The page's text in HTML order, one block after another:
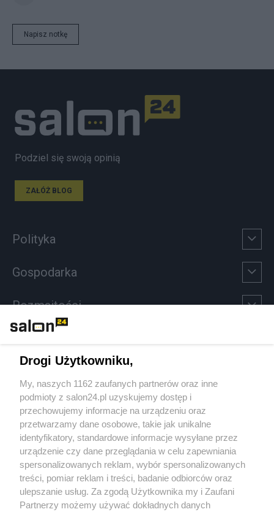
Napisz notkę
Podziel się swoją opinią
ZAŁÓŻ BLOG
Polityka
Gospodarka
Rozmaitości
Sport
Społeczeństwo
Kultura
X Facebook Instagram Youtube
Drogi Użytkowniku,
My, naszych 1162 zaufanych partnerów oraz inne
podmioty z salon24.pl uzyskujemy dostęp i
przechowujemy informacje na urządzeniu oraz
przetwarzamy dane osobowe, takie jak unikalne
identyfikatory, standardowe informacje wysyłane przez
urządzenie czy dane przeglądania w celu zapewniania
spersonalizowanych reklam, wybór spersonalizowanych
treści, pomiar reklam i treści, badanie odbiorców oraz
ulepszanie usług. Za zgodą Użytkownika my i Zaufani
Partnerzy możemy używać dokładnych danych